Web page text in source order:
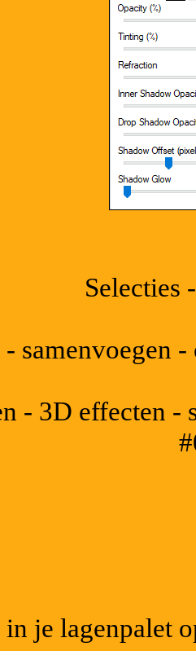
Selecties
samenvoegen
- 3D effecten -
je lagenpalet